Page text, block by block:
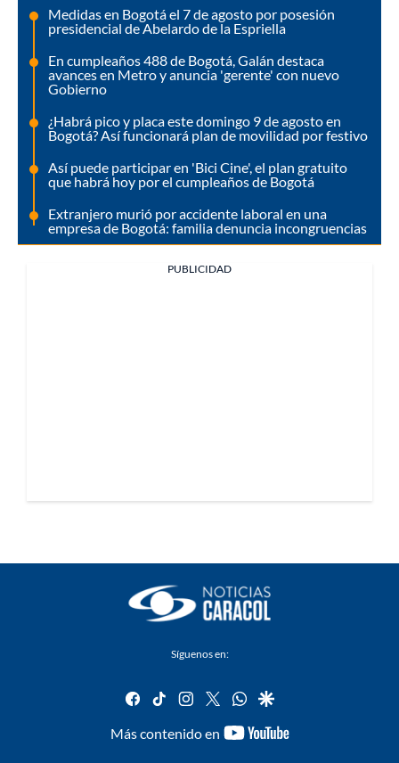
Medidas en Bogotá el 7 de agosto por posesión
presidencial de Abelardo de la Espriella
En cumpleaños 488 de Bogotá, Galán destaca
avances en Metro y anuncia 'gerente' con nuevo
Gobierno
¿Habrá pico y placa este domingo 9 de agosto en
Bogotá? Así funcionará plan de movilidad por festivo
Así puede participar en 'Bici Cine', el plan gratuito
que habrá hoy por el cumpleaños de Bogotá
Extranjero murió por accidente laboral en una
empresa de Bogotá: familia denuncia incongruencias
PUBLICIDAD
Síguenos en:
facebook
tiktok instagram
twitterwhatsapp
google
Más contenido en
youtube-